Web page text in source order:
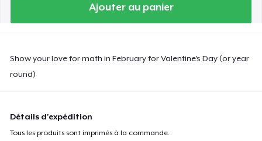
Ajouter au panier
Show your love for math in February for Valentine's Day (or year
round)
Détails d'expédition
Tous les produits sont imprimés à la commande.